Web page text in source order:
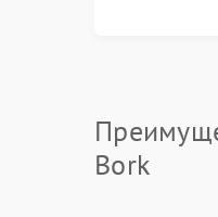
Bork